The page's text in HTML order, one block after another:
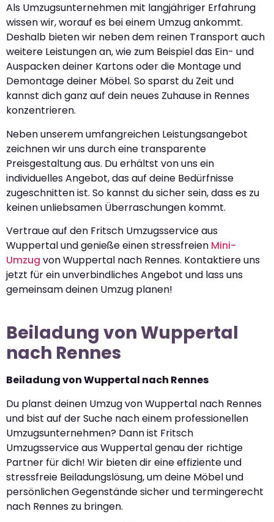
Als Umzugsunternehmen mit langjähriger Erfahrung
wissen wir, worauf es bei einem Umzug ankommt.
Deshalb bieten wir neben dem reinen Transport auch
weitere Leistungen an, wie zum Beispiel das Ein- und
Auspacken deiner Kartons oder die Montage und
Demontage deiner Möbel. So sparst du Zeit und
kannst dich ganz auf dein neues Zuhause in Rennes
konzentrieren.
Neben unserem umfangreichen Leistungsangebot
zeichnen wir uns durch eine transparente
Preisgestaltung aus. Du erhältst von uns ein
individuelles Angebot, das auf deine Bedürfnisse
zugeschnitten ist. So kannst du sicher sein, dass es zu
keinen unliebsamen Überraschungen kommt.
Vertraue auf den Fritsch Umzugsservice aus
Wuppertal und genieße einen stressfreien Mini-
Umzug von Wuppertal nach Rennes. Kontaktiere uns
jetzt für ein unverbindliches Angebot und lass uns
gemeinsam deinen Umzug planen!
Beiladung von Wuppertal
nach Rennes
Beiladung von Wuppertal nach Rennes
Du planst deinen Umzug von Wuppertal nach Rennes
und bist auf der Suche nach einem professionellen
Umzugsunternehmen? Dann ist Fritsch
Umzugsservice aus Wuppertal genau der richtige
Partner für dich! Wir bieten dir eine effiziente und
stressfreie Beiladungslösung, um deine Möbel und
persönlichen Gegenstände sicher und termingerecht
nach Rennes zu bringen.